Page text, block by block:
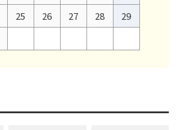
25 26 27 28
29